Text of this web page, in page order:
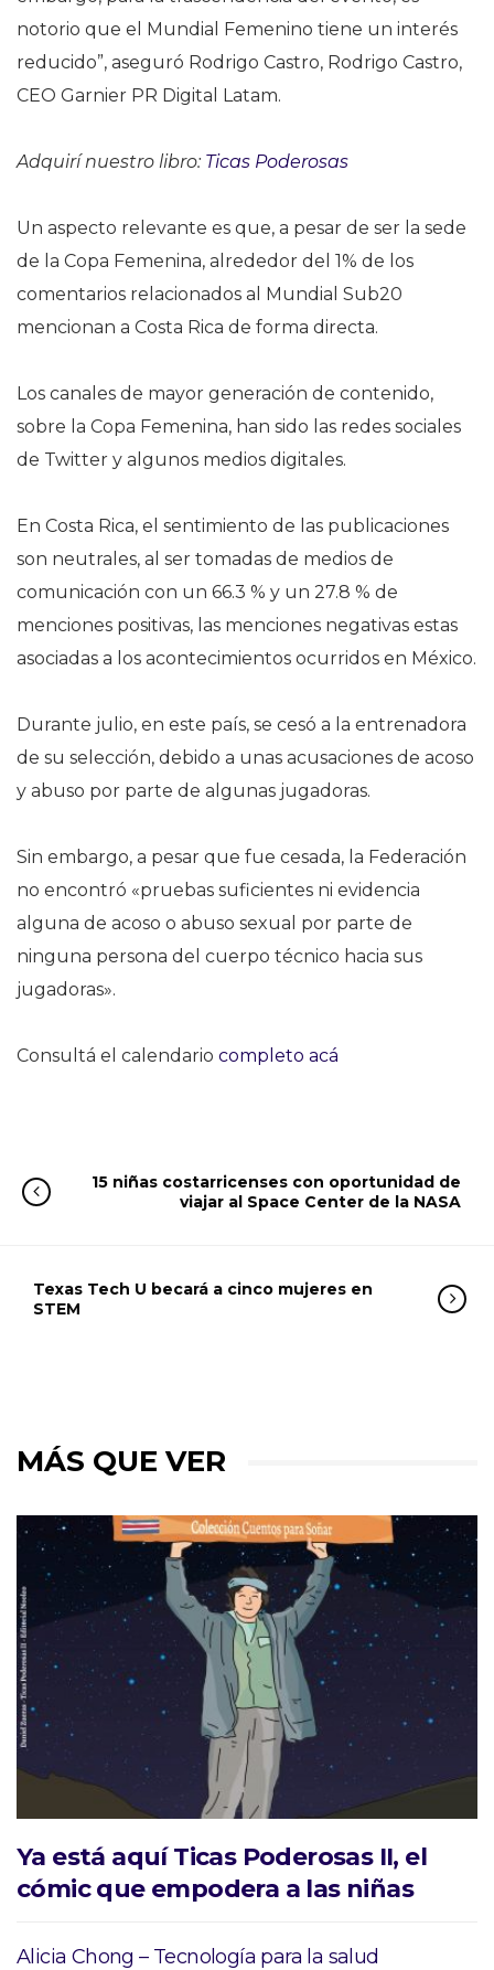
notorio que el Mundial Femenino tiene un interés
reducido”, aseguró Rodrigo Castro, Rodrigo Castro,
CEO Garnier PR Digital Latam.
Adquirí nuestro libro: Ticas Poderosas
Un aspecto relevante es que, a pesar de ser la sede
de la Copa Femenina, alrededor del 1% de los
comentarios relacionados al Mundial Sub20
mencionan a Costa Rica de forma directa.
Los canales de mayor generación de contenido,
sobre la Copa Femenina, han sido las redes sociales
de Twitter y algunos medios digitales.
En Costa Rica, el sentimiento de las publicaciones
son neutrales, al ser tomadas de medios de
comunicación con un 66.3 % y un 27.8 % de
menciones positivas, las menciones negativas estas
asociadas a los acontecimientos ocurridos en México.
Durante julio, en este país, se cesó a la entrenadora
de su selección, debido a unas acusaciones de acoso
y abuso por parte de algunas jugadoras.
Sin embargo, a pesar que fue cesada, la Federación
no encontró «pruebas suficientes ni evidencia
alguna de acoso o abuso sexual por parte de
ninguna persona del cuerpo técnico hacia sus
jugadoras».
Consultá el calendario completo acá
15 niñas costarricenses con oportunidad de
viajar al Space Center de la NASA
Texas Tech U becará a cinco mujeres en
STEM
MÁS QUE VER
Ya está aquí Ticas Poderosas II, el
cómic que empodera a las niñas
Alicia Chong – Tecnología para la salud